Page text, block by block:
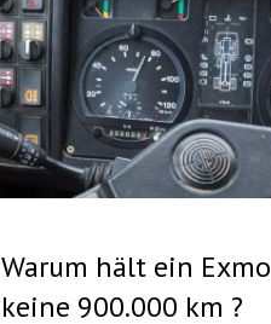
Warum hält ein Exmo
keine 900.000 km ?